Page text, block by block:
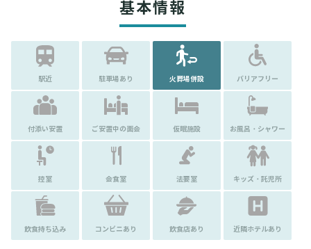
基本情報
駅近 駐車場あり 火葬場併設 バリアフリー
付添い安置 ご安置中の面会 仮眠施設 お風呂・シャワー
控室 会食室 法要室 キッズ・託児所
飲食持ち込み コンビニあり 飲食店あり 近隣ホテルあり